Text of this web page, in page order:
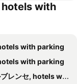
Maria
- Hotel & Apartments
Sant'Angelo
ラ フメリエ
with
with parking
with parking
ンセ, hotels with parking